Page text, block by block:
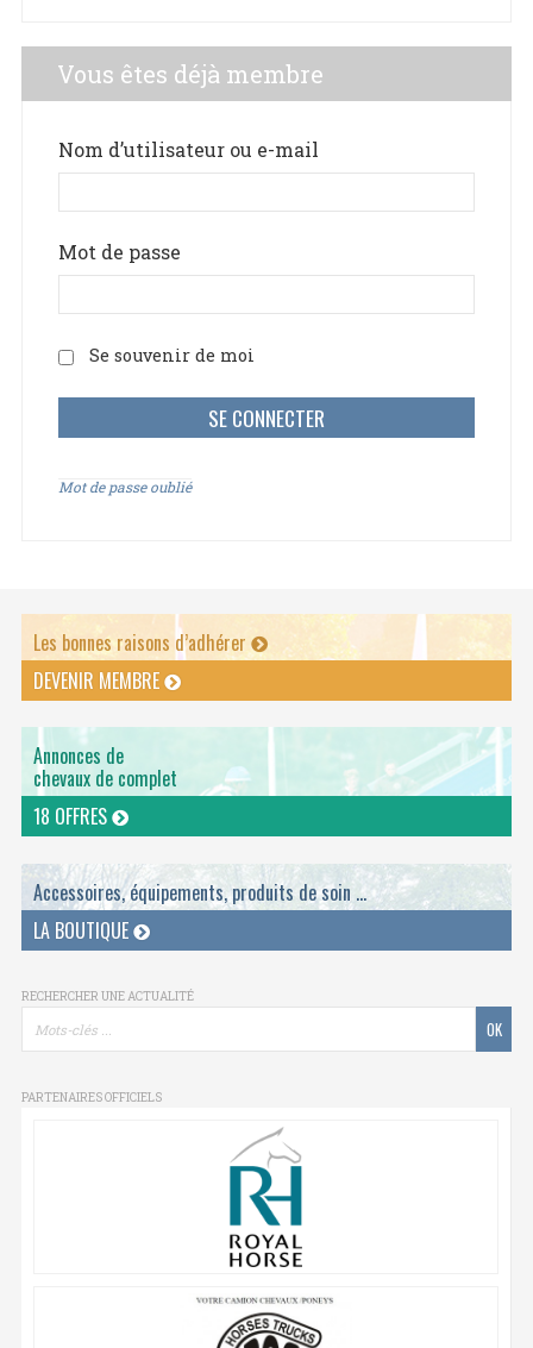
Vous êtes déjà membre
Nom d’utilisateur ou e-mail
Mot de passe
Se souvenir de moi
Mot de passe oublié
Les bonnes raisons d’adhérer
DEVENIR MEMBRE
Annonces de
chevaux de complet
18 OFFRES
Accessoires, équipements, produits de soin ...
LA BOUTIQUE
RECHERCHER UNE ACTUALITÉ
PARTENAIRES OFFICIELS